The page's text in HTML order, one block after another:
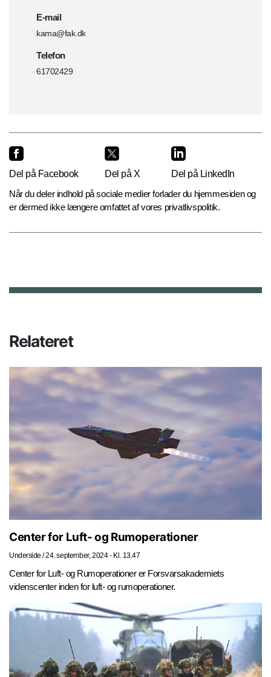
E-mail
kama@fak.dk
Telefon
61702429
Del på Facebook Del på X
Del på LinkedIn
Når du deler indhold på sociale medier forlader du hjemmesiden og
er dermed ikke længere omfattet af vores privatlivspolitik.
Relateret
Center for Luft- og Rumoperationer
Underside / 24. september, 2024 - Kl. 13.47
Center for Luft- og Rumoperationer er Forsvarsakademiets
videnscenter inden for luft- og rumoperationer.